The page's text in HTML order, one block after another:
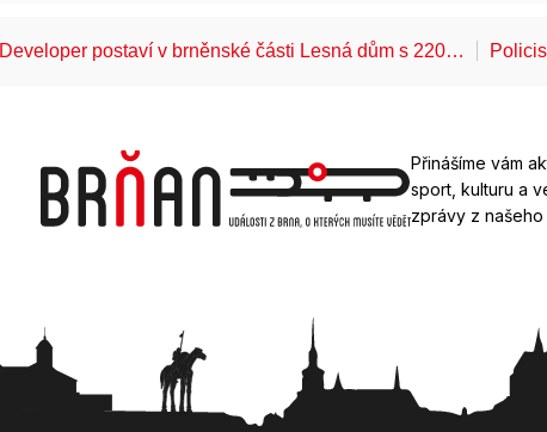
Developer postaví v brněnské části Lesná dům s 220…
Přinášíme vám
sport, kulturu a
zprávy z našeho